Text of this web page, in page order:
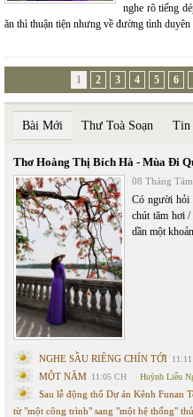
nghe rõ tiếng
ăn thì thuận tiện nhưng về đường tình duyên
1 2 3 4 5 6
Bài Mới Thư Toà Soạn Tin
Thơ Hoàng Thị Bích Hà - Mùa Đi
08 Tháng
Có người hỏi
chút tăm hơi
dần một
NGHE SẦU RIÊNG CHÍN TỚI
MỘT NĂM 11:05 CH Huỳnh Liễu
Sau lễ động thổ Dự án Kênh Funan
từ "một công trình" sang "một hệ thống"